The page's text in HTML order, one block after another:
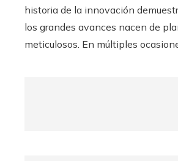
historia de la innovación
los grandes avances nacen de
meticulosos. En múltiples